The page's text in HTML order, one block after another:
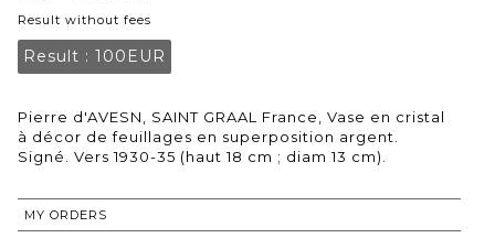
Result without fees
Result : 100EUR
Pierre d'AVESN, SAINT GRAAL France, Vase en cristal
à décor de feuillages en superposition argent.
Signé. Vers 1930-35 (haut 18 cm ; diam 13 cm).
MY ORDERS